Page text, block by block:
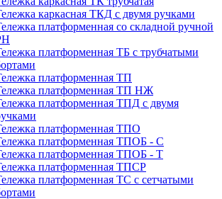
каркасная ТКД с двумя ручками
платформенная со складной ручной
платформенная ТБ с трубчатыми
платформенная ТП
платформенная ТП НЖ
платформенная ТПД с двумя
платформенная ТПО
платформенная ТПОБ - С
платформенная ТПОБ - Т
платформенная ТПСР
платформенная ТС с сетчатыми